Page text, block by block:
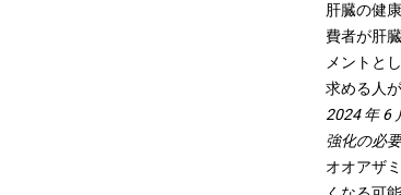
肝臓の健
費者が肝
メントと
求める人
2024 年 6
強化の必
オオアザ